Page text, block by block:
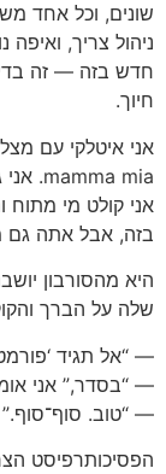
שונים, וכל אחד
ניהול צריך,
חיוך.
אני איטלקי עם
אני קולט מי מתוח
בזה, אבל אתה גם
היא מהסורבון
שלה על הברך
— “אל תגיד
— “בסדר,” אני
— “טוב. סוף־סוף.”
הפסיכותרפיסט